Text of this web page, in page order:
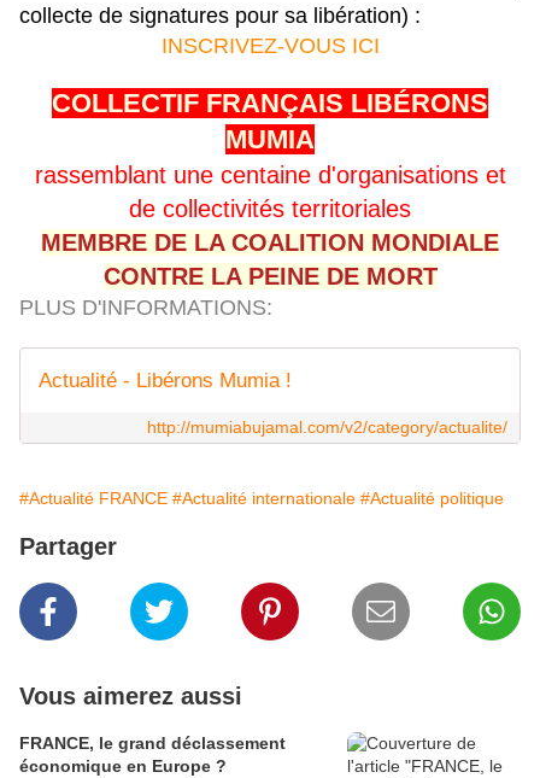
collecte de signatures pour sa libération) :
INSCRIVEZ-VOUS ICI
COLLECTIF FRANÇAIS LIBÉRONS
MUMIA
rassemblant une centaine d'organisations et
de collectivités territoriales
MEMBRE DE LA COALITION MONDIALE
CONTRE LA PEINE DE MORT
PLUS D'INFORMATIONS:
Actualité - Libérons Mumia !
http://mumiabujamal.com/v2/category/actualite/
#Actualité FRANCE #Actualité internationale #Actualité politique
Partager
Vous aimerez aussi
FRANCE, le grand déclassement
économique en Europe ?